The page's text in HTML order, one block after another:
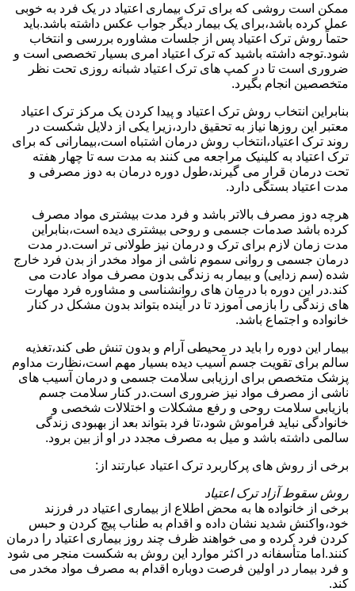
ممکن است روشی که برای ترک بیماری اعتیاد در یک فرد به خوبی
عمل کرده باشد،برای یک بیمار دیگر جواب عکس داشته باشد.باید
حتماً روش ترک اعتیاد پس از جلسات مشاوره بررسی و انتخاب
شود.توجه داشته باشید که ترک اعتیاد امری بسیار تخصصی است و
ضروری است تا در کمپ های ترک اعتیاد شبانه روزی تحت نظر
متخصصین انجام بگیرد.
بنابراین انتخاب روش ترک اعتیاد و پیدا کردن یک مرکز ترک اعتیاد
معتبر این روزها نیاز به تحقیق دارد،زیرا یکی از دلایل شکست در
روند ترک اعتیاد،انتخاب روش درمان اشتباه است،بیمارانی که برای
ترک اعتیاد به کلینیک مراجعه می کنند به مدت سه تا چهار هفته
تحت درمان قرار می گیرند،طول دوره درمان به دوز مصرفی و
مدت اعتیاد بستگی دارد.
هرچه دوز مصرف بالاتر باشد و فرد مدت بیشتری مواد مصرف
کرده باشد صدمات جسمی و روحی بیشتری دیده است،بنابراین
مدت زمان لازم برای ترک و درمان نیز طولانی تر است.در مدت
درمان جسمی و روانی سموم ناشی از مواد مخدر از بدن فرد خارج
شده (سم زدایی) و بیمار به زندگی بدون مصرف مواد عادت می
کند.در این دوره با درمان های روانشناسی و مشاوره فرد مهارت
های زندگی را بازمی آموزد تا در آینده بتواند بدون مشکل در کنار
خانواده و اجتماع باشد.
بیمار این دوره را باید در محیطی آرام و بدون تنش طی کند،تغذیه
سالم برای تقویت جسم آسیب دیده بسیار مهم است،نظارت مداوم
پزشک متخصص برای ارزیابی سلامت جسمی و درمان آسیب های
ناشی از مصرف مواد نیز ضروری است.در کنار سلامت جسم
بازیابی سلامت روحی و رفع مشکلات و اختلالات شخصی و
خانوادگی نباید فراموش شود،تا فرد بتواند بعد از بهبودی زندگی
سالمی داشته باشد و میل به مصرف مجدد در او از بین برود.
برخی از روش های پرکاربرد ترک اعتیاد عبارتند از:
روش سقوط آزاد ترک اعتیاد
برخی از خانواده ها به محض اطلاع از بیماری اعتیاد در فرزند
خود،واکنش شدید نشان داده و اقدام به طناب پیچ کردن و حبس
کردن فرد کرده و می خواهند ظرف چند روز بیماری اعتیاد را درمان
کنند.اما متأسفانه در اکثر موارد این روش به شکست منجر می شود
و فرد بیمار در اولین فرصت دوباره اقدام به مصرف مواد مخدر می
کند.